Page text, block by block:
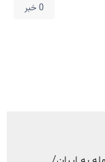
0 خبر